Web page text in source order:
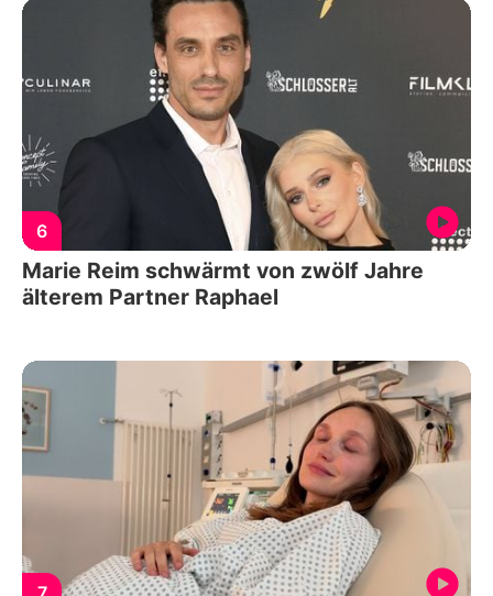
6
Marie Reim schwärmt von zwölf Jahre
älterem Partner Raphael